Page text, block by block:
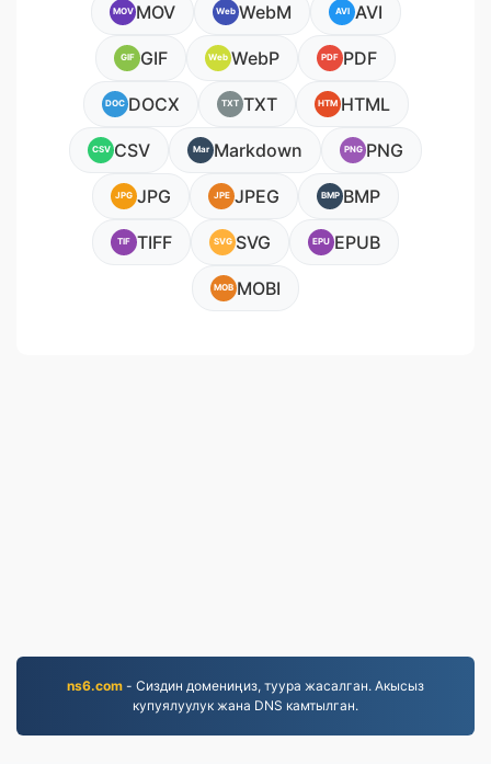
MOV MOV Web WebM AVI AVI
GIF GIF Web WebP PDF PDF
DOC DOCX TXT TXT HTM HTML
CSV CSV Mar Markdown PNG PNG
JPG JPG JPE JPEG BMP BMP
TIF TIFF SVG SVG EPU EPUB
MOB MOBI
ns6.com - Сиздин домениңиз, туура жасалган. Акысыз
купуялуулук жана DNS камтылган.